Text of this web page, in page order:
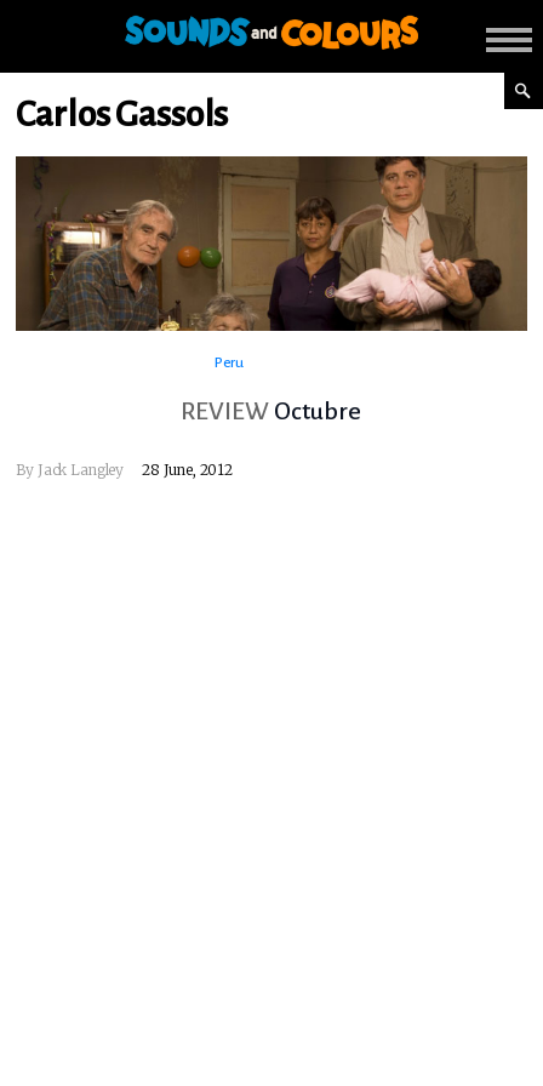
Carlos Gassols
Peru
REVIEW Octubre
By Jack Langley 28 June, 2012